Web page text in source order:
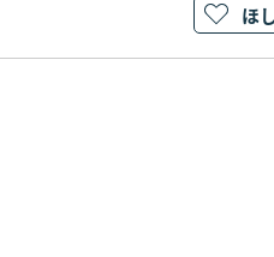
ほ